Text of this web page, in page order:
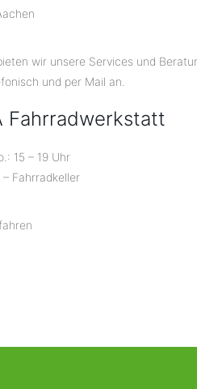
wir unsere Services und
und per Mail an.
Fahrradwerkstatt
15 – 19 Uhr
– Fahrradkeller